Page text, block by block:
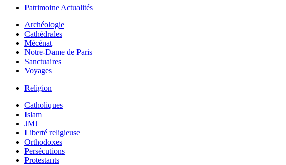
Patrimoine Actualités
Archéologie
Cathédrales
Mécénat
Notre-Dame de Paris
Sanctuaires
Voyages
Religion
Catholiques
Islam
JMJ
Liberté religieuse
Orthodoxes
Persécutions
Protestants